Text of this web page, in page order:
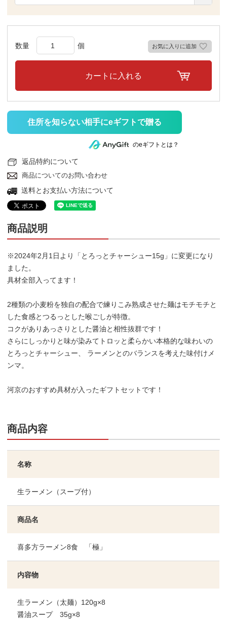
お気に入りに追加
カートに入れる
住所を知らない相手にeギフトで贈る
のeギフトとは？
返品特約について
商品についてのお問い合わせ
送料とお支払い方法について
商品説明
※2024年2月1日より「とろっとチャーシュー15g」に変更になり
ました。
具材全部入ってます！
2種類の小麦粉を独自の配合で練りこみ熟成させた麺はモチモチと
した食感とつるっとした喉ごしが特徴。
コクがありあっさりとした醤油と相性抜群です！
さらにしっかりと味が染みてトロッと柔らかい本格的な味わいの
とろっとチャーシュー、 ラーメンとのバランスを考えた味付けメ
ンマ。
河京のおすすめ具材が入ったギフトセットです！
商品内容
名称
生ラーメン（スープ付）
商品名
喜多方ラーメン8食 「極」
内容物
生ラーメン（太麺）120g×8
醤油スープ 35g×8